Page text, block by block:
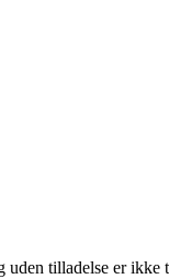
uden tilladelse er ikke